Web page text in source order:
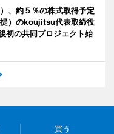
、約５％の株式取得予定
提）のkoujitsu代表取締役
初の共同プロジェクト始
買う